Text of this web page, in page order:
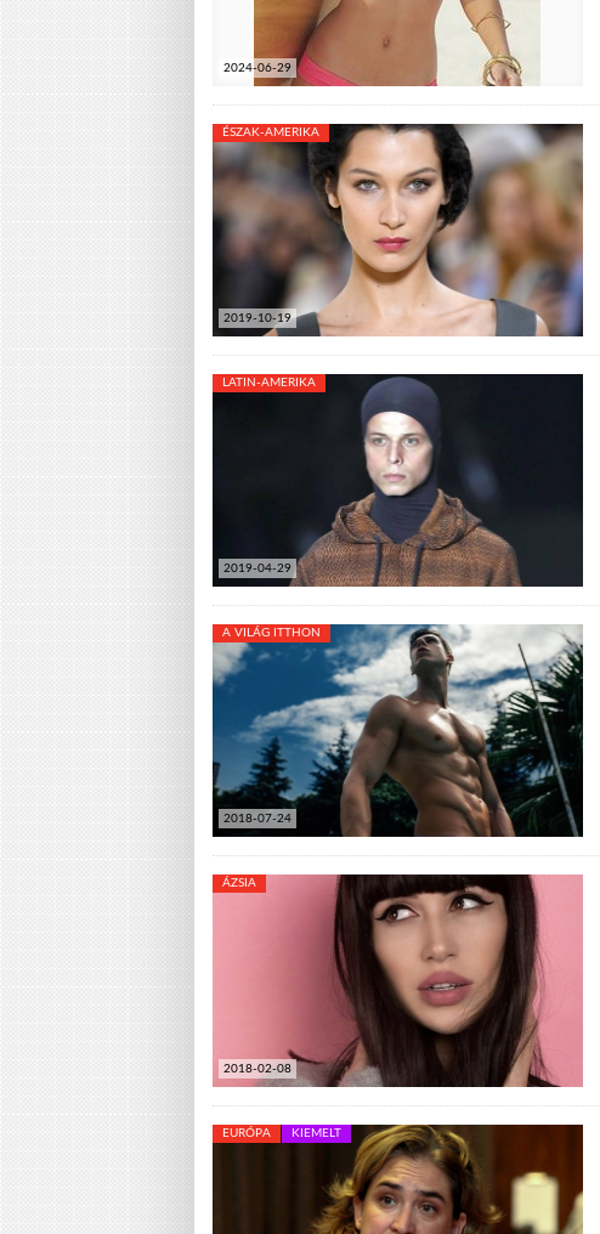
2024-06-29
2019-10-19
ÉSZAK-AMERIKA
2019-04-29
LATIN-AMERIKA
2018-07-24
A VILÁG ITTHON
2018-02-08
ÁZSIA
EURÓPA KIEMELT